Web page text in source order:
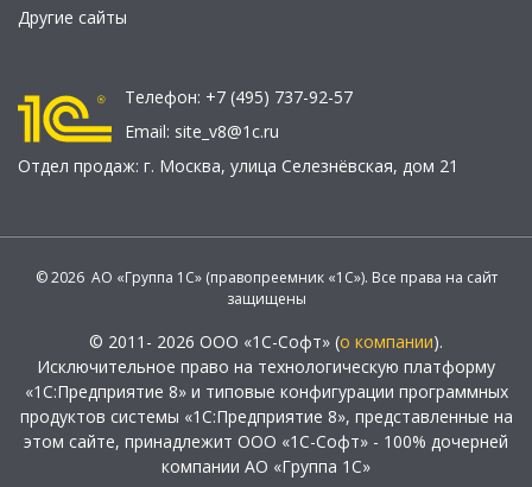
Другие сайты
Телефон: +7 (495) 737-92-57
Email: site_v8@1c.ru
Отдел продаж: г. Москва, улица Селезнёвская, дом 21
© 2026 АО «Группа 1С» (правопреемник «1С»). Все права на сайт
защищены
© 2011- 2026 ООО «1С-Софт» (о компании).
Исключительное право на технологическую платформу
«1С:Предприятие 8» и типовые конфигурации программных
продуктов системы «1С:Предприятие 8», представленные на
этом сайте, принадлежит ООО «1С-Софт» - 100% дочерней
компании АО «Группа 1С»